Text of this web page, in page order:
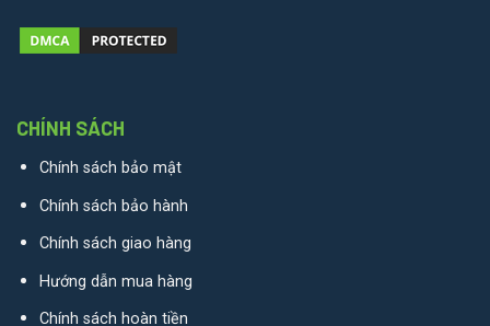
CHÍNH SÁCH
Chính sách bảo mật
Chính sách bảo hành
Chính sách giao hàng
Hướng dẫn mua hàng
Chính sách hoàn tiền